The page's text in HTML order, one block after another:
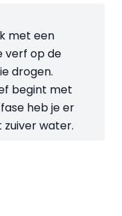
met een
verf op de
drogen.
begint met
heb je er
water.